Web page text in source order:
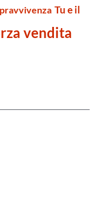
Tu e il
vendita